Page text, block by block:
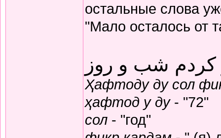
остальные слова
"Мало осталось от
کردم شب و روز
Ҳафтоду ду сол
ҳафтод у ду- "72"
сол - "год"